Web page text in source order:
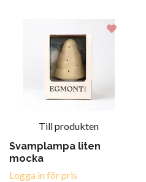
Till produkten
Svamplampa liten
mocka
Logga in för pris